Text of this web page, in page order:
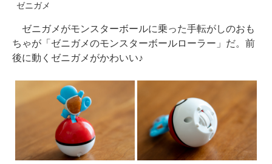
ゼニガメ
ゼニガメがモンスターボールに乗った手転がしのおも
ちゃが「ゼニガメのモンスターボールローラー」だ。前
後に動くゼニガメがかわいい♪